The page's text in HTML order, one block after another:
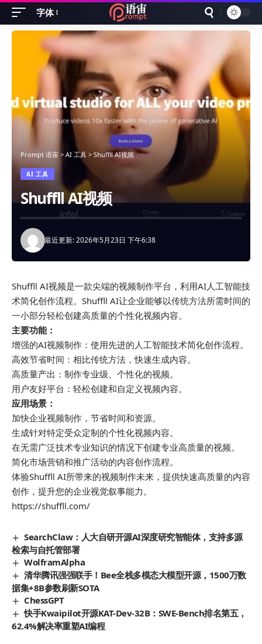
Font
Resizer
字体
Prompt 语宙 > AI 工具 > Shuffll AI视频
AI 工具
Shuffll AI视频
最近更新: 2026年5月23日 下午6:38
Shuffll AI视频是一款尖端的视频制作平台，利用AI人工智能技
术简化创作流程。Shuffll AI让企业能够以传统方法所需时间的
一小部分轻松创建高质量的个性化视频内容。
主要功能：
增强的AI视频制作：使用先进的人工智能技术简化创作流程。
高效节省时间：相比传统方法，快速生成内容。
高质量产出：制作专业级、个性化的视频。
用户友好平台：轻松创建和自定义视频内容。
应用场景：
加快企业视频制作，节省时间和资源。
生成针对特定受众定制的个性化视频内容。
在无需广泛技术专业知识的情况下创建专业高质量的视频。
简化市场营销和推广活动的内容创作流程。
体验Shuffll AI所带来的视频制作未来，提供快速高质量的内容
创作，提升您的企业视觉叙事能力。
https://shuffll.com/
SearchClaw：人大自研开源AI深度研究智能体，支持多源
检索与自托管部署
WolframAlpha
清华腾讯强强联手！Bee全栈多模态大模型开源，1500万数
据集+8B参数刷新SOTA
ChessGPT
快手Kwaipilot开源KAT-Dev-32B：SWE-Bench排名第五，
62.4%解决率重塑AI编程